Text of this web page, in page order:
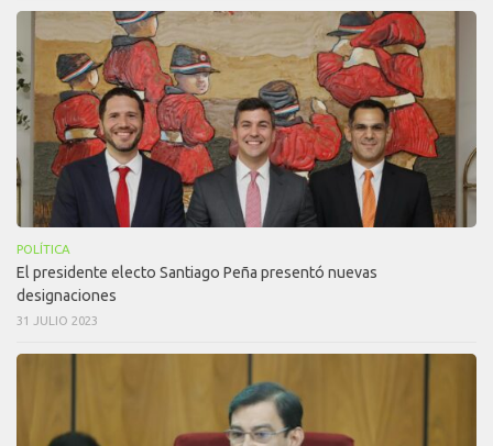
POLÍTICA
El presidente electo Santiago Peña presentó nuevas
designaciones
31 JULIO 2023